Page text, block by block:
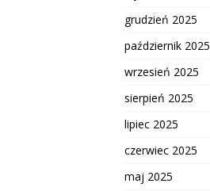
grudzień 2025
październik 2025
wrzesień 2025
sierpień 2025
lipiec 2025
czerwiec 2025
maj 2025